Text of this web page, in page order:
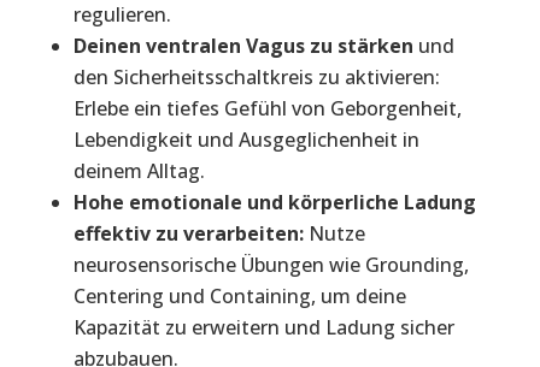
regulieren.
Deinen ventralen Vagus zu stärken und
den Sicherheitsschaltkreis zu aktivieren:
Erlebe ein tiefes Gefühl von Geborgenheit,
Lebendigkeit und Ausgeglichenheit in
deinem Alltag.
Hohe emotionale und körperliche Ladung
effektiv zu verarbeiten:Nutze
neurosensorische Übungen wie Grounding,
Centering und Containing, um deine
Kapazität zu erweitern und Ladung sicher
abzubauen.